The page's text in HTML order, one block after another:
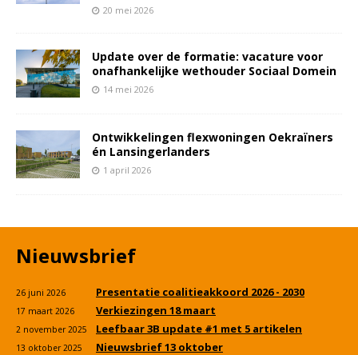
20 mei 2026
Update over de formatie: vacature voor
onafhankelijke wethouder Sociaal Domein
14 mei 2026
Ontwikkelingen flexwoningen Oekraïners
én Lansingerlanders
1 april 2026
Nieuwsbrief
26 juni 2026 Presentatie coalitieakkoord 2026 - 2030
17 maart 2026 Verkiezingen 18 maart
2 november 2025 Leefbaar 3B update #1 met 5 artikelen
13 oktober 2025 Nieuwsbrief 13 oktober